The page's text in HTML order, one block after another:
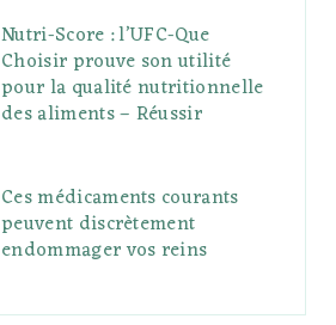
Nutri-Score : l’UFC-Que
Choisir prouve son utilité
pour la qualité nutritionnelle
des aliments – Réussir
Ces médicaments courants
peuvent discrètement
endommager vos reins